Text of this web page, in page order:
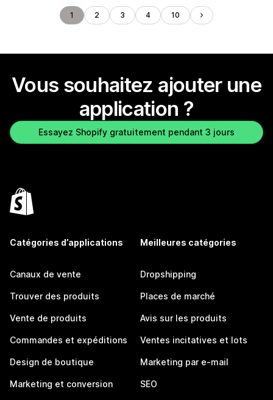
1 2 3 4 10
Vous souhaitez ajouter une
application ?
Essayez Shopify gratuitement pendant 3 jours
Catégories d’applications
Canaux de vente
Trouver des produits
Vente de produits
Commandes et expéditions
Design de boutique
Marketing et conversion
Meilleures catégories
Dropshipping
Places de marché
Avis sur les produits
Ventes incitatives et lots
Marketing par e-mail
SEO